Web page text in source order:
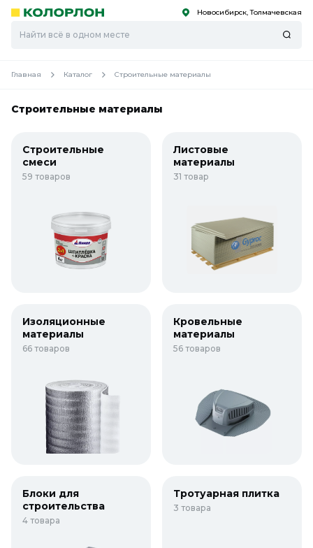
Скоро
Скоро Новосибирск, Толмачевская
Главная Каталог Строительные материалы
Строительные материалы
Строительные
смеси
59 товаров
Листовые
материалы
31 товар
Изоляционные
материалы
66 товаров
Кровельные
материалы
56 товаров
Блоки для
строительства
4 товара
Тротуарная плитка
3 товара